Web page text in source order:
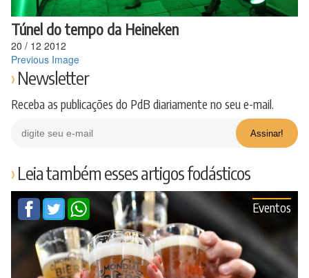
Túnel do tempo da Heineken
20 / 12 2012
Previous Image
Newsletter
Receba as publicações do PdB diariamente no seu e-mail.
Leia também esses artigos fodásticos
Eventos